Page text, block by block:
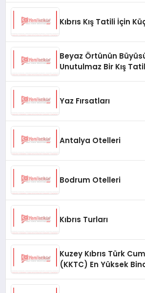
Kıbrıs Kış Tatili İçin
Beyaz Örtünün
Unutulmaz Bir Kış
Yaz Fırsatları
Antalya Otelleri
Bodrum Otelleri
Kıbrıs Turları
Kuzey Kıbrıs Türk
(KKTC) En Yüksek